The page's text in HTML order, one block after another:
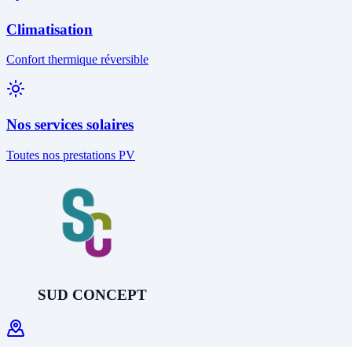
Climatisation
Confort thermique réversible
Nos services solaires
Toutes nos prestations PV
SUD CONCEPT